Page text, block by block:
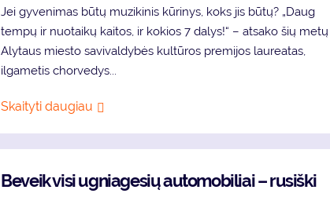
Jei gyvenimas būtų muzikinis kūrinys, koks jis būtų? „Daug
tempų ir nuotaikų kaitos, ir kokios 7 dalys!“ – atsako šių metų
Alytaus miesto savivaldybės kultūros premijos laureatas,
ilgametis chorvedys...
Skaityti daugiau
Beveik visi ugniagesių automobiliai – rusiški